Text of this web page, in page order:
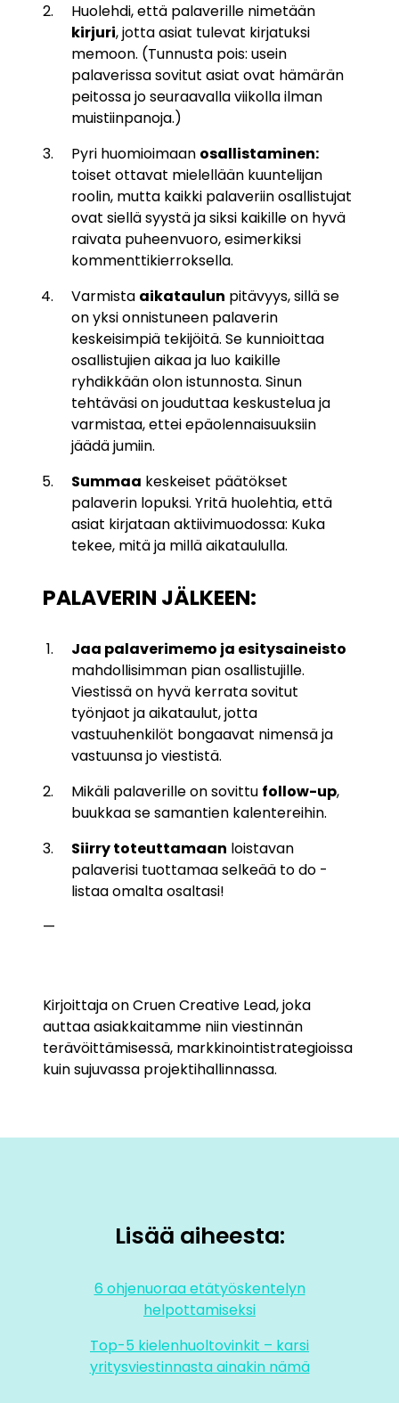
Huolehdi, että palaverille nimetään
kirjuri, jotta asiat tulevat kirjatuksi
memoon. (Tunnusta pois: usein
palaverissa sovitut asiat ovat hämärän
peitossa jo seuraavalla viikolla ilman
muistiinpanoja.)
Pyri huomioimaan osallistaminen:
toiset ottavat mielellään kuuntelijan
roolin, mutta kaikki palaveriin osallistujat
ovat siellä syystä ja siksi kaikille on hyvä
raivata puheenvuoro, esimerkiksi
kommenttikierroksella.
Varmista aikataulun pitävyys, sillä se
on yksi onnistuneen palaverin
keskeisimpiä tekijöitä. Se kunnioittaa
osallistujien aikaa ja luo kaikille
ryhdikkään olon istunnosta. Sinun
tehtäväsi on jouduttaa keskustelua ja
varmistaa, ettei epäolennaisuuksiin
jäädä jumiin.
Summaa keskeiset päätökset
palaverin lopuksi. Yritä huolehtia, että
asiat kirjataan aktiivimuodossa: Kuka
tekee, mitä ja millä aikataululla.
PALAVERIN JÄLKEEN:
Jaa palaverimemo ja esitysaineisto
mahdollisimman pian osallistujille.
Viestissä on hyvä kerrata sovitut
työnjaot ja aikataulut, jotta
vastuuhenkilöt bongaavat nimensä ja
vastuunsa jo viestistä.
Mikäli palaverille on sovittu follow-up,
buukkaa se samantien kalentereihin.
Siirry toteuttamaan loistavan
palaverisi tuottamaa selkeää to do -
listaa omalta osaltasi!
—
Kirjoittaja on Cruen Creative Lead, joka
auttaa asiakkaitamme niin viestinnän
terävöittämisessä, markkinointistrategioissa
kuin sujuvassa projektihallinnassa.
Lisää aiheesta:
6 ohjenuoraa etätyöskentelyn
helpottamiseksi
Top-5 kielenhuoltovinkit – karsi
yritysviestinnasta ainakin nämä